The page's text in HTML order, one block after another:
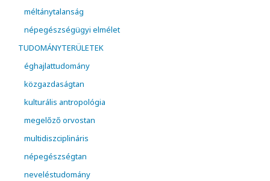
méltánytalanság
népegészségügyi elmélet
TUDOMÁNYTERÜLETEK
éghajlattudomány
közgazdaságtan
kulturális antropológia
megelőző orvostan
multidiszciplináris
népegészségtan
neveléstudomány